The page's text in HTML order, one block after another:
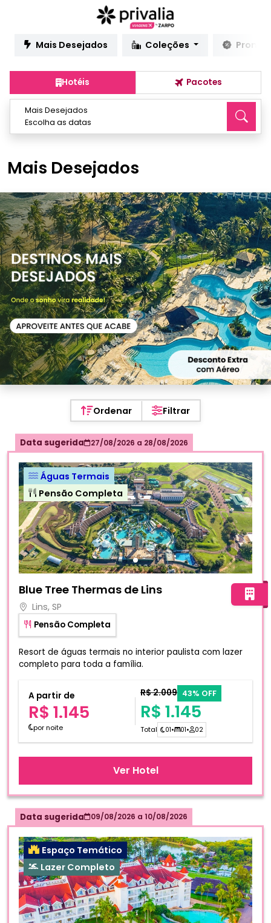
Mais Desejados Coleções
Hotéis Pacotes
Mais Desejados
Escolha as datas
Mais Desejados
Ordenar Filtrar
Data sugerida 27/08/2026 a 28/08/2026
Águas Termais
Pensão Completa
Blue Tree Thermas de Lins
Lins, SP
Pensão Completa
Resort de águas termais no interior paulista com lazer
completo para toda a família.
A partir de
R$ 1.145
por noite
R$ 2.009 43% OFF
R$ 1.145
Total 01• 01• 02
Ver Hotel
Data sugerida 09/08/2026 a 10/08/2026
Espaço Temático
Lazer Completo